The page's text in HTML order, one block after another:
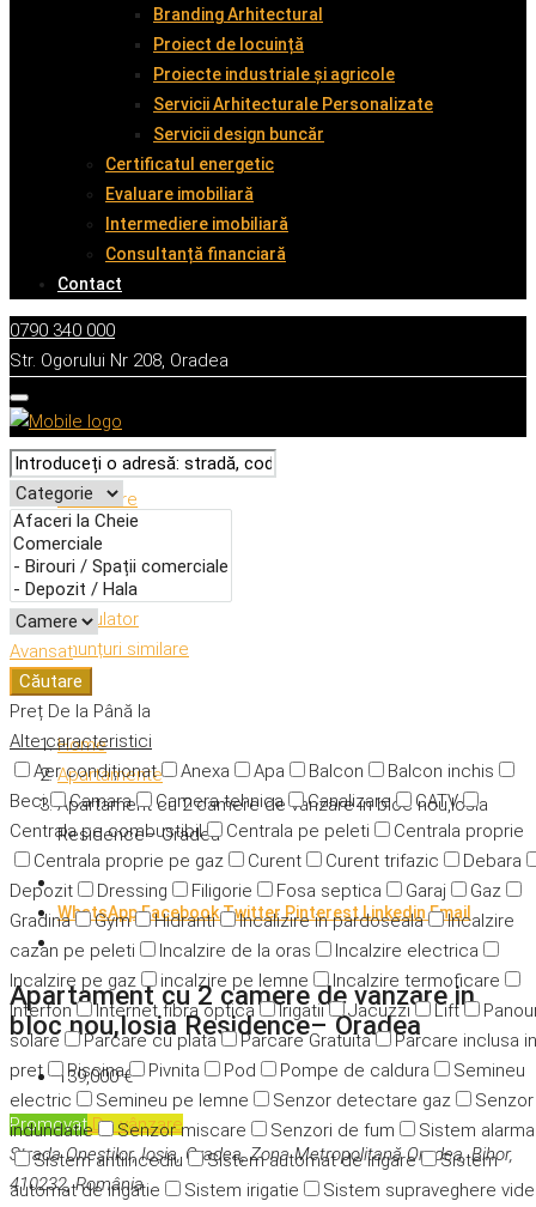
Branding Arhitectural
Proiect de locuință
Proiecte industriale și agricole
Servicii Arhitecturale Personalizate
Servicii design buncăr
Certificatul energetic
Evaluare imobiliară
Intermediere imobiliară
Consultanță financiară
Contact
0790 340 000
Str. Ogorului Nr 208, Oradea
Avansat
Căutare
Preț De la Până la
Alte caracteristici
Aer condiționat
Anexa Apa Balcon
Balcon inchis
Beci
Camara Camera tehnica Canalizare
CATV
Centrala pe combustibil
Centrala pe peleti
Centrala proprie
Centrala proprie pe gaz
Curent Curent trifazic
Debara
Depozit
Dressing Filigorie Fosa septica Garaj
Gaz
Gradina
Gym Hidranti Incalizire in pardoseala
Incalzire
cazan pe peleti
Incalzire de la oras
Incalzire electrica
Incalzire pe gaz
incalzire pe lemne
Incalzire termoficare
Interfon
Internet fibra optica Irigatii Jacuzzi Lift
solare
Parcare cu plata Parcare Gratuita
Parcare inclusa in
pret
Piscina Pivnita Pod Pompe de caldura
Semineu
electric
Semineu pe lemne Senzor detectare gaz
Senzor
indundatie
Senzor miscare Senzori de fum
Sistem alarma
Sistem antiincediu
Sistem automat de irigare
Sistem
automat de irigatie
Sistem irigatie
Sistem supraveghere
Descriere
Caracteristici
Adresă
Detalii
Calculator
Anunțuri similare
Home
Apartamente
Apartament cu 2 camere de vanzare in bloc nou,Iosia
Residence– Oradea
WhatsAppFacebookTwitter Pinterest LinkedinEmail
Apartament cu 2 camere de vanzare in
bloc nou,Iosia Residence– Oradea
139,000 €
PromovatDe vânzare
Strada Oneștilor, Ioșia, Oradea, Zona Metropolitană Oradea, Bihor,
410232, România